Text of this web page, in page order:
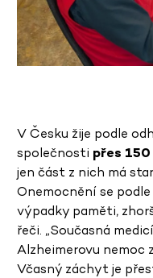
V Česku žije podle
společnosti přes
jen část z nich má
Onemocnění se
výpadky paměti,
řeči. „Současná
Alzheimerovu nemoc
Včasný záchyt je